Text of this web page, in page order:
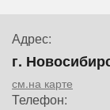
Адрес:
г.
см.на карте
Телефон: